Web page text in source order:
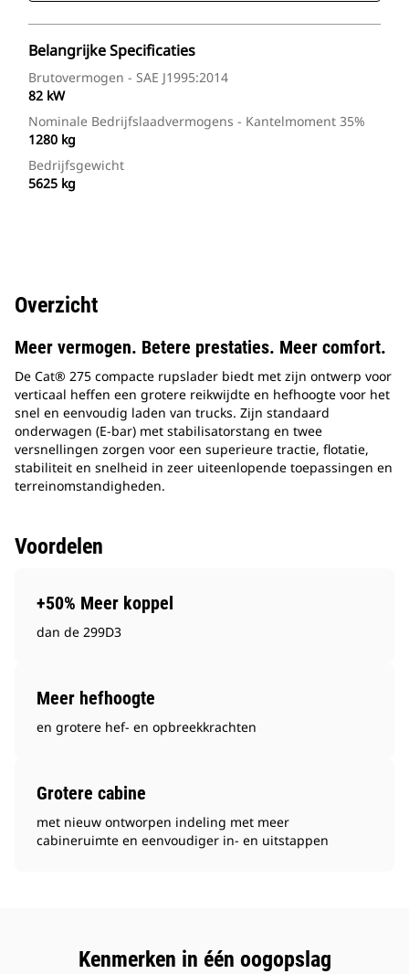
Belangrijke Specificaties
Brutovermogen - SAE J1995:2014
82 kW
Nominale Bedrijfslaadvermogens - Kantelmoment 35%
1280 kg
Bedrijfsgewicht
5625 kg
Overzicht
Meer vermogen. Betere prestaties. Meer comfort.
De Cat® 275 compacte rupslader biedt met zijn ontwerp voor
verticaal heffen een grotere reikwijdte en hefhoogte voor het
snel en eenvoudig laden van trucks. Zijn standaard
onderwagen (E-bar) met stabilisatorstang en twee
versnellingen zorgen voor een superieure tractie, flotatie,
stabiliteit en snelheid in zeer uiteenlopende toepassingen en
terreinomstandigheden.
Voordelen
+50% Meer koppel
dan de 299D3
Meer hefhoogte
en grotere hef- en opbreekkrachten
Grotere cabine
met nieuw ontworpen indeling met meer
cabineruimte en eenvoudiger in- en uitstappen
Kenmerken in één oogopslag